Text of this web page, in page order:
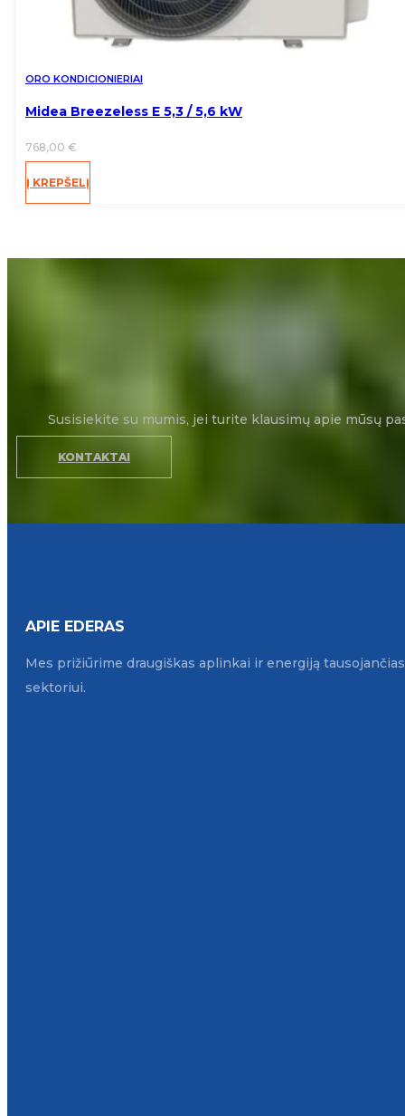
ORO KONDICIONIERIAI
Midea Breezeless E 5,3 / 5,6 kW
768,00 €
Į KREPŠELĮ
Susisiekite su mumis, jei turite klausimų apie mūsų
KONTAKTAI
APIE EDERAS
Mes prižiūrime draugiškas aplinkai ir energiją
sektoriui.